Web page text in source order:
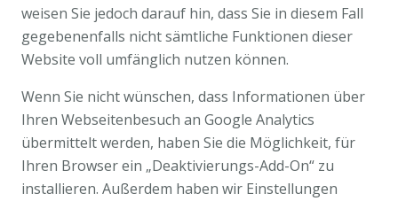
weisen Sie jedoch darauf hin, dass Sie in diesem Fall
gegebenenfalls nicht sämtliche Funktionen dieser
Website voll umfänglich nutzen können.
Wenn Sie nicht wünschen, dass Informationen über
Ihren Webseitenbesuch an Google Analytics
übermittelt werden, haben Sie die Möglichkeit, für
Ihren Browser ein „Deaktivierungs-Add-On“ zu
installieren. Außerdem haben wir Einstellungen